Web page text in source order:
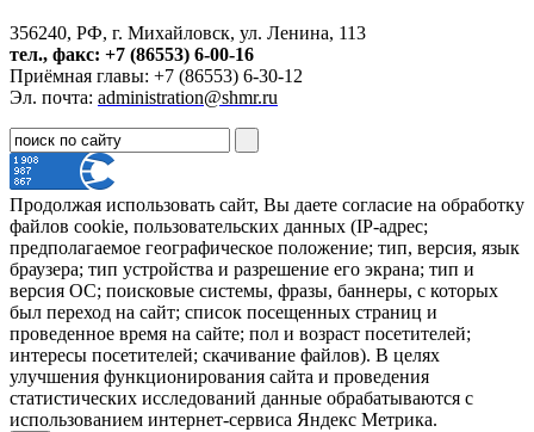
356240, РФ, г. Михайловск, ул. Ленина, 113
тел., факс: +7 (86553) 6-00-16
Приёмная главы: +7 (86553) 6-30-12
Эл. почта: administration@shmr.ru
Продолжая использовать сайт, Вы даете согласие на обработку
файлов cookie, пользовательских данных (IP-адрес;
предполагаемое географическое положение; тип, версия, язык
браузера; тип устройства и разрешение его экрана; тип и
версия ОС; поисковые системы, фразы, баннеры, с которых
был переход на сайт; список посещенных страниц и
проведенное время на сайте; пол и возраст посетителей;
интересы посетителей; скачивание файлов). В целях
улучшения функционирования сайта и проведения
статистических исследований данные обрабатываются с
использованием интернет-сервиса Яндекс Метрика.